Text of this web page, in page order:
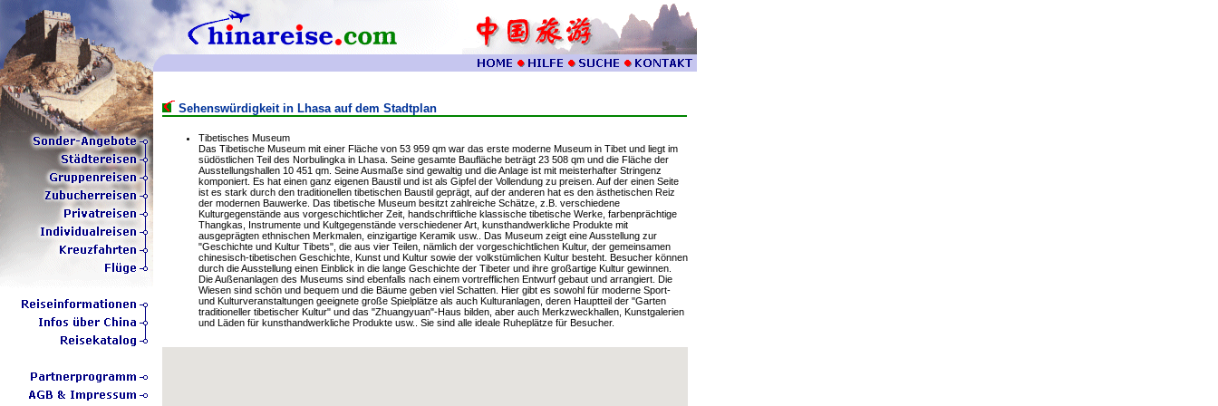
Sehenswürdigkeit in Lhasa auf dem Stadtplan
Tibetisches Museum
Das Tibetische Museum mit einer Fläche von 53 959 qm war das erste moderne Museum in Tibet und liegt im
südöstlichen Teil des Norbulingka in Lhasa. Seine gesamte Baufläche beträgt 23 508 qm und die Fläche der
Ausstellungshallen 10 451 qm. Seine Ausmaße sind gewaltig und die Anlage ist mit meisterhafter Stringenz
komponiert. Es hat einen ganz eigenen Baustil und ist als Gipfel der Vollendung zu preisen. Auf der einen Seite
ist es stark durch den traditionellen tibetischen Baustil geprägt, auf der anderen hat es den ästhetischen Reiz
der modernen Bauwerke. Das tibetische Museum besitzt zahlreiche Schätze, z.B. verschiedene
Kulturgegenstände aus vorgeschichtlicher Zeit, handschriftliche klassische tibetische Werke, farbenprächtige
Thangkas, Instrumente und Kultgegenstände verschiedener Art, kunsthandwerkliche Produkte mit
ausgeprägten ethnischen Merkmalen, einzigartige Keramik usw.. Das Museum zeigt eine Ausstellung zur
"Geschichte und Kultur Tibets", die aus vier Teilen, nämlich der vorgeschichtlichen Kultur, der gemeinsamen
chinesisch-tibetischen Geschichte, Kunst und Kultur sowie der volkstümlichen Kultur besteht. Besucher können
durch die Ausstellung einen Einblick in die lange Geschichte der Tibeter und ihre großartige Kultur gewinnen.
Die Außenanlagen des Museums sind ebenfalls nach einem vortrefflichen Entwurf gebaut und arrangiert. Die
Wiesen sind schön und bequem und die Bäume geben viel Schatten. Hier gibt es sowohl für moderne Sport-
und Kulturveranstaltungen geeignete große Spielplätze als auch Kulturanlagen, deren Hauptteil der "Garten
traditioneller tibetischer Kultur" und das "Zhuangyuan"-Haus bilden, aber auch Merkzweckhallen, Kunstgalerien
und Läden für kunsthandwerkliche Produkte usw.. Sie sind alle ideale Ruheplätze für Besucher.